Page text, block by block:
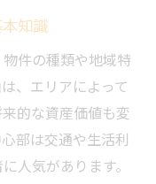
島のおすすめエ
の最新動向
リアの特徴を分
知識
件の種類や地域特
、エリアによって
的な資産価値も変
部は交通や生活利
人気があります。